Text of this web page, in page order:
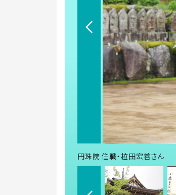
円珠院 住職・柆田宏善さん